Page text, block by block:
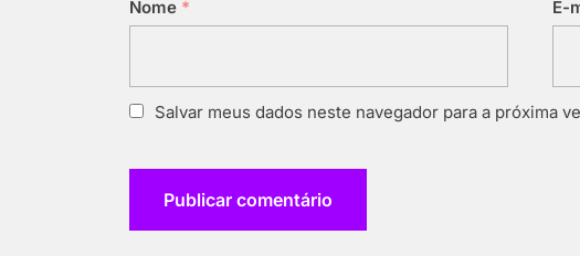
Nome * E-
Salvar meus dados neste navegador para a próxima